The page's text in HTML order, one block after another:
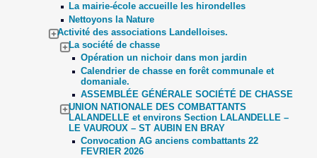
La mairie-école accueille les hirondelles
Nettoyons la Nature
Activité des associations Landelloises.
La société de chasse
Opération un nichoir dans mon jardin
Calendrier de chasse en forêt communale et
domaniale.
ASSEMBLÉE GÉNÉRALE SOCIÉTÉ DE CHASSE
UNION NATIONALE DES COMBATTANTS
LALANDELLE et environs Section LALANDELLE –
LE VAUROUX – ST AUBIN EN BRAY
Convocation AG anciens combattants 22
FEVRIER 2026